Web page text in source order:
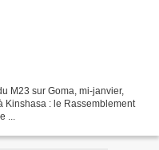
M23 sur Goma, mi-janvier,
Kinshasa : le Rassemblement
...